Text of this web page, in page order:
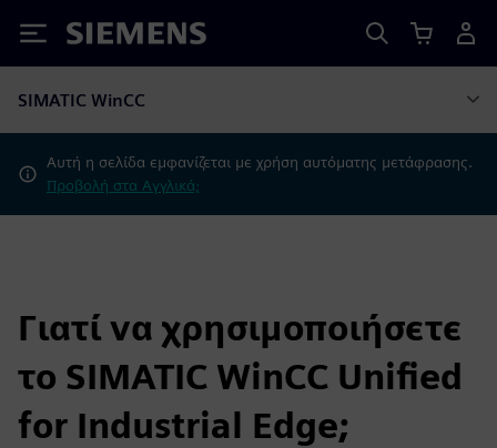
Siemens
SIMATIC WinCC
Αυτή η σελίδα εμφανίζεται με χρήση αυτόματης μετάφρασης.
Προβολή στα Αγγλικά;
Γιατί να χρησιμοποιήσετε
το SIMATIC WinCC Unified
for Industrial Edge;